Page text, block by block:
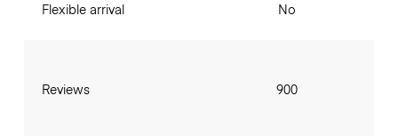
Flexible arrival
Reviews
No
900